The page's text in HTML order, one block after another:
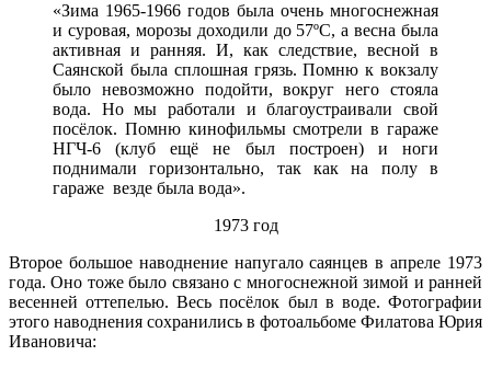
«Зима 1965-1966 годов была очень многоснежная
и суровая, морозы доходили до 57ºС, а весна была
активная и ранняя. И, как следствие, весной в
Саянской была сплошная грязь. Помню к вокзалу
было невозможно подойти, вокруг него стояла
вода. Но мы работали и благоустраивали свой
посёлок. Помню кинофильмы смотрели в гараже
НГЧ-6 (клуб ещё не был построен) и ноги
поднимали горизонтально, так как на полу в
гараже везде была вода».
1973 год
Второе большое наводнение напугало саянцев в апреле 1973
года. Оно тоже было связано с многоснежной зимой и ранней
весенней оттепелью. Весь посёлок был в воде. Фотографии
этого наводнения сохранились в фотоальбоме Филатова Юрия
Ивановича: